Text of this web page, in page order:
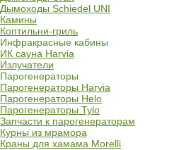
Дымоходы Schiedel UNI
Камины
Коптильни-гриль
Инфракрасные кабины
ИК сауна Harvia
Излучатели
Парогенераторы
Парогенераторы Harvia
Парогенераторы Helo
Парогенераторы Tylo
Запчасти к парогенераторам
Курны из мрамора
Краны для хамама Morelli